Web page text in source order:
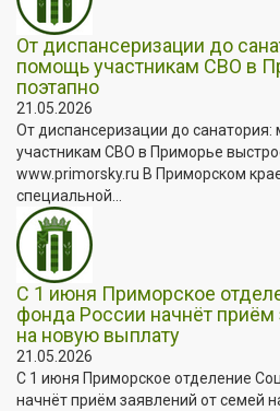
От диспансеризации до
помощь участникам СВО в
поэтапно
21.05.2026
От диспансеризации до
участникам СВО в Приморье
www.primorsky.ru В Приморском
специальной...
С 1 июня Приморское
фонда России начнёт приём
на новую выплату
21.05.2026
С 1 июня Приморское отделение
начнёт приём заявлений от семей